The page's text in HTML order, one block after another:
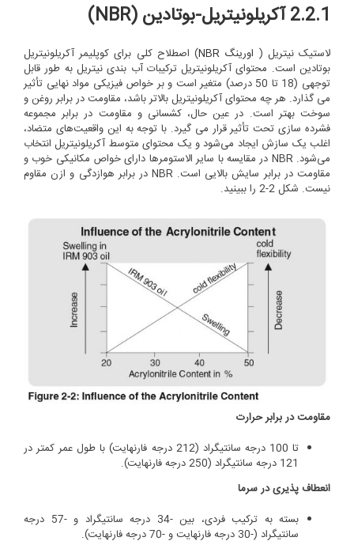
2.2.1 آکریلونیتریل-بوتادین (NBR)
لاستیک نیتریل ( اورینگ NBR
) اصطلاح کلی برای کوپلیمر آکریلونیتریل
بوتادین است. محتوای آکریلونیتریل ترکیبات آب بندی نیتریل به طور قابل
توجهی (18 تا 50 درصد) متغیر است و بر خواص فیزیکی مواد نهایی تأثیر
می گذارد. هر چه محتوای آکریلونیتریل بالاتر باشد، مقاومت در برابر روغن و
سوخت بهتر است. در عین حال، کشسانی و مقاومت در برابر مجموعه
فشرده سازی تحت تأثیر قرار می گیرد. با توجه به این واقعیت‌های متضاد،
اغلب یک سازش ایجاد می‌شود و یک محتوای متوسط ​​آکریلونیتریل انتخاب
می‌شود. NBR در مقایسه با سایر الاستومرها دارای خواص مکانیکی خوب و
مقاومت در برابر سایش بالایی است. NBR در برابر هوازدگی و ازن مقاوم
نیست. شکل 2-2 را ببینید.
مقاومت در برابر حرارت
تا 100 درجه سانتیگراد (212 درجه فارنهایت) با طول عمر کمتر در
121 درجه سانتیگراد (250 درجه فارنهایت).
انعطاف پذیری در سرما
بسته به ترکیب فردی، بین -34 درجه سانتیگراد و -57 درجه
سانتیگراد (-30 درجه فارنهایت و -70 درجه فارنهایت).